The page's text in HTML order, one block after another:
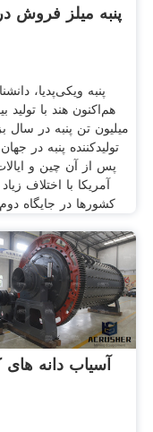
پنبه میلز فروش
پنبه ویکی‌پدیا،
میلیون تن پنبه در سال
تولیدکننده پنبه در
پس از آن چین و
آمریکا با اختلاف
کشورها در جایگاه
آسیاب دانه های